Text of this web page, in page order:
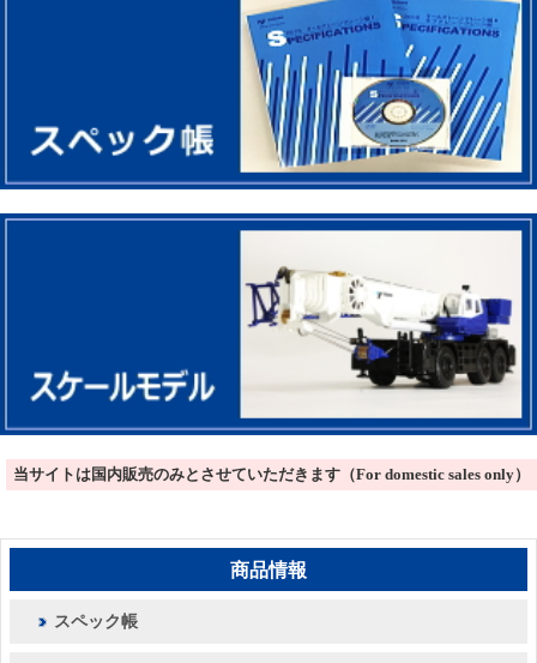
当サイトは国内販売のみとさせていただきます（For domestic sales only）
商品情報
スペック帳